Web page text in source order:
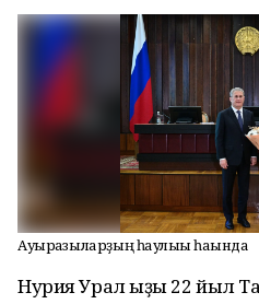
Ауырғазыларҙың һаулығы һағында
Нурия Урал ҡыҙы 22 йыл